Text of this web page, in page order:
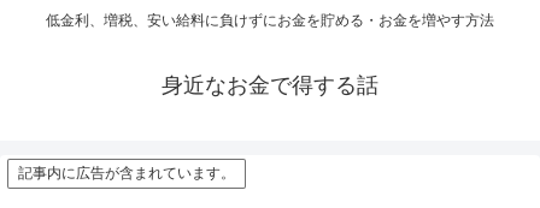
低金利、増税、安い給料に負けずにお金を貯める・お金を増やす方法
身近なお金で得する話
記事内に広告が含まれています。